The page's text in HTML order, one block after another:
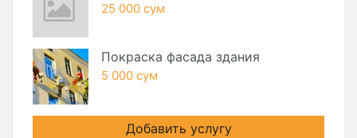
25 000 сум
Покраска фасада здания
5 000 сум
Добавить услугу